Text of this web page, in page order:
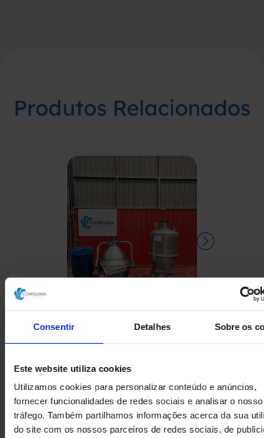
Consentir Detalhes Sobre os
Este website utiliza cookies
Utilizamos cookies para personalizar conteúdo e anúncios,
fornecer funcionalidades de redes sociais e analisar o nosso
tráfego. Também partilhamos informações acerca da sua
do site com os nossos parceiros de redes sociais, de
Produtos Relacionados
CENTRIFUGADORA DE
35-36-177 COM BOMBA